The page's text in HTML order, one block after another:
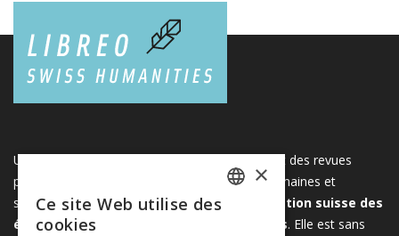
Une plateforme unique regroupant des livres et des revues
publiés par les éditeurs suisses de sciences humaines et
sociales. Libreo.ch est la propriété de l'
Association suisse des
éditeurs de sciences sociales et humaines. Elle est sans
×
Ce site Web utilise des
cookies